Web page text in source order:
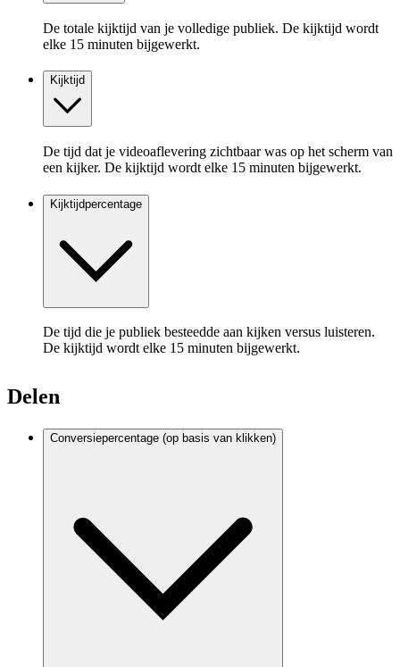
De totale kijktijd van je volledige publiek. De kijktijd wordt
elke 15 minuten bijgewerkt.
Kijktijd
De tijd dat je videoaflevering zichtbaar was op het scherm van
een kijker. De kijktijd wordt elke 15 minuten bijgewerkt.
Kijktijdpercentage
De tijd die je publiek besteedde aan kijken versus luisteren.
De kijktijd wordt elke 15 minuten bijgewerkt.
Delen
Conversiepercentage (op basis van klikken)